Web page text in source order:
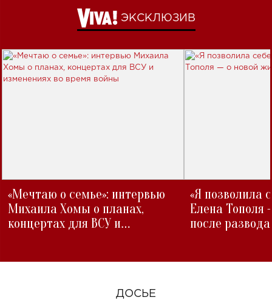
ЭКСКЛЮЗИВ
«Мечтаю о семье»: интервью
Михаила Хомы о планах,
концертах для ВСУ и
«Я позволила
Елена Тополя
после развода
ДОСЬЕ